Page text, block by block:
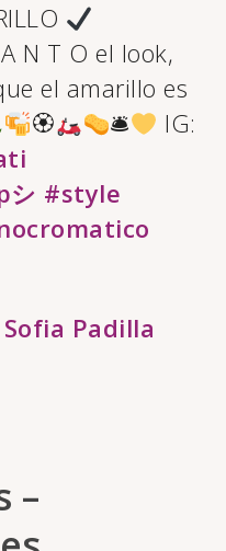
N T O el look,
el amarillo es
🏵 🛎
IG:
シ #style
Padilla
–